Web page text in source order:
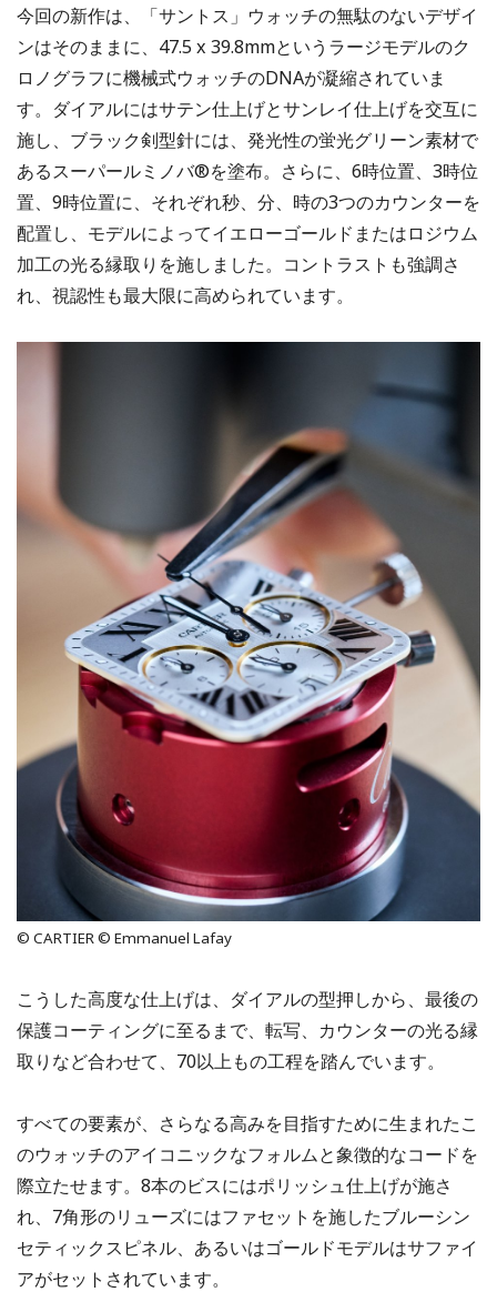
今回の新作は、「サントス」ウォッチの無駄のないデザイ
ンはそのままに、47.5 x 39.8mmというラージモデルのク
ロノグラフに機械式ウォッチのDNAが凝縮されていま
す。ダイアルにはサテン仕上げとサンレイ仕上げを交互に
施し、ブラック剣型針には、発光性の蛍光グリーン素材で
あるスーパールミノバ®を塗布。さらに、6時位置、3時位
置、9時位置に、それぞれ秒、分、時の3つのカウンターを
配置し、モデルによってイエローゴールドまたはロジウム
加工の光る縁取りを施しました。コントラストも強調さ
れ、視認性も最大限に高められています。
© CARTIER © Emmanuel Lafay
こうした高度な仕上げは、ダイアルの型押しから、最後の
保護コーティングに至るまで、転写、カウンターの光る縁
取りなど合わせて、70以上もの工程を踏んでいます。
すべての要素が、さらなる高みを目指すために生まれたこ
のウォッチのアイコニックなフォルムと象徴的なコードを
際立たせます。8本のビスにはポリッシュ仕上げが施さ
れ、7角形のリューズにはファセットを施したブルーシン
セティックスピネル、あるいはゴールドモデルはサファイ
アがセットされています。